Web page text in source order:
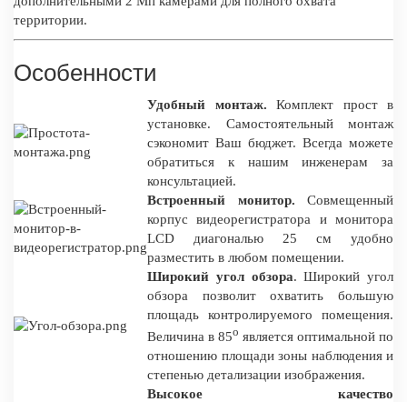
территории.
Особенности
Удобный монтаж. Комплект прост в
установке. Самостоятельный монтаж
сэкономит Ваш бюджет. Всегда можете
обратиться к нашим инженерам за
консультацией.
Встроенный монитор. Совмещенный
корпус видеорегистратора и монитора
LCD диагональю 25 см удобно
разместить в любом помещении.
Широкий угол обзора. Широкий угол
обзора позволит охватить большую
площадь контролируемого помещения.
Величина в 85о является оптимальной по
отношению площади зоны наблюдения и
степенью детализации изображения.
Высокое качество